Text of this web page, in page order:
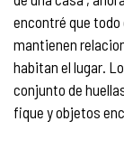
encontré que
mantienen
habitan el lugar.
conjunto de
fique y objetos